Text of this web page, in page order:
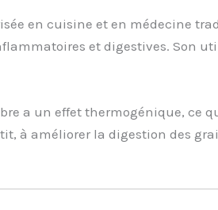
en cuisine et en médecine
et digestives. Son
a un effet thermogénique,
à améliorer la digestion des